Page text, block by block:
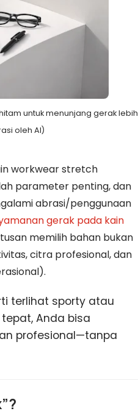
untuk menunjang gerak lebih
oleh AI)
workwear stretch
parameter penting, dan
abrasi/penggunaan
gerak pada kain
memilih bahan bukan
citra profesional, dan
terlihat sporty atau
Anda bisa
profesional—tanpa